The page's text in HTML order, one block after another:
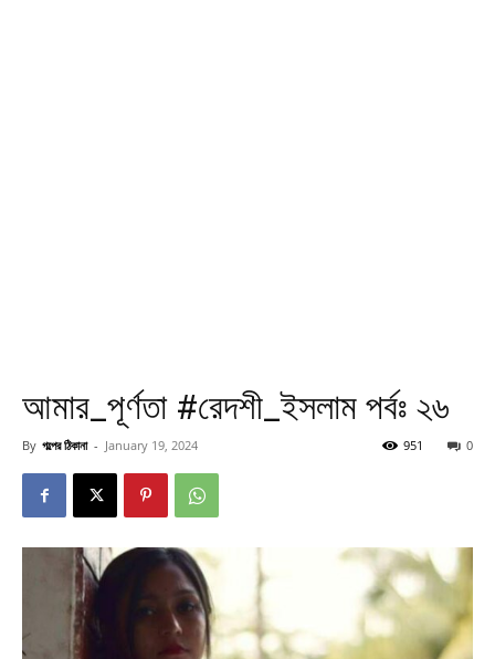
আমার_পূর্ণতা #রেদশী_ইসলাম পর্বঃ ২৬
By গল্পের ঠিকানা - January 19, 2024 0
951